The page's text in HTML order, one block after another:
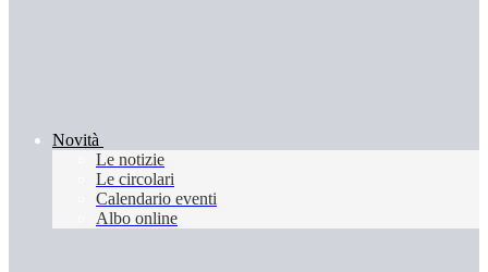
Novità
Le notizie
Le circolari
Calendario eventi
Albo online